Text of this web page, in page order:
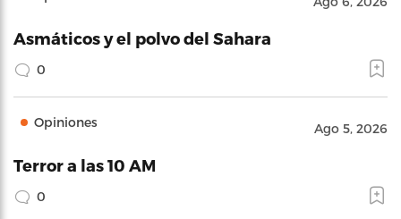
Asmáticos y el polvo del Sahara
0
Opiniones Ago 5, 2026
Terror a las 10 AM
0